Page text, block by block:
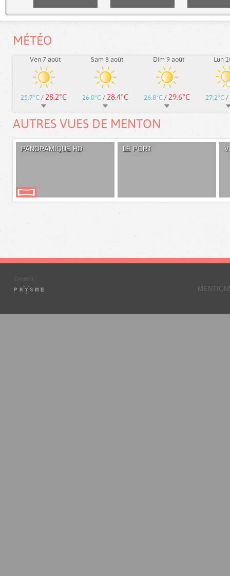
MÉTÉO
Ven 7 août
25.7°C / 28.2°C
Sam 8 août
26.0°C / 28.4°C
Dim 9 août
26.8°C / 29.6°C
Lun
27.2°C /
AUTRES VUES DE MENTON
PANORAMIQUE HD LE PORT